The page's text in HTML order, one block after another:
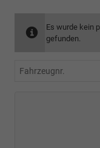
Es wurde kein
gefunden.
Fahrzeugnr.